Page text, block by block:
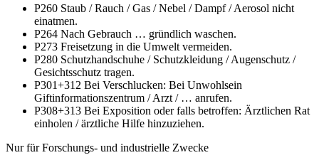
P260 Staub / Rauch / Gas / Nebel / Dampf / Aerosol nicht
einatmen.
P264 Nach Gebrauch … gründlich waschen.
P273 Freisetzung in die Umwelt vermeiden.
P280 Schutzhandschuhe / Schutzkleidung / Augenschutz /
Gesichtsschutz tragen.
P301+312 Bei Verschlucken: Bei Unwohlsein
Giftinformationszentrum / Arzt / … anrufen.
P308+313 Bei Exposition oder falls betroffen: Ärztlichen Rat
einholen / ärztliche Hilfe hinzuziehen.
Nur für Forschungs- und industrielle Zwecke